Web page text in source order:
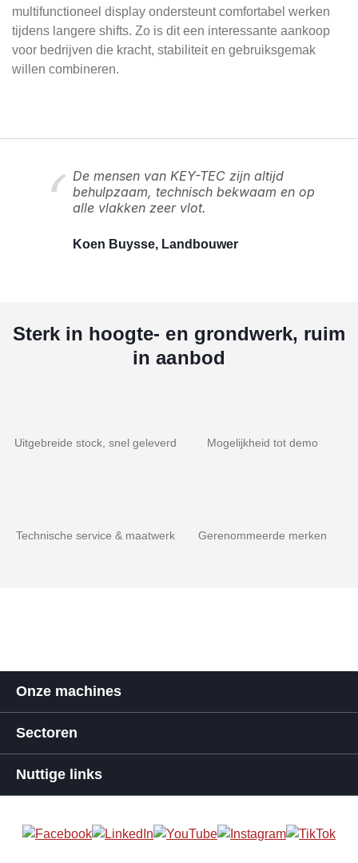
multifunctioneel display ondersteunt comfortabel werken
tijdens langere shifts. Zo is dit een interessante aankoop
voor bedrijven die kracht, stabiliteit en gebruiksgemak
willen combineren.
De mensen van KEY-TEC zijn altijd
behulpzaam, technisch bekwaam en op
alle vlakken zeer vlot.
Koen Buysse, Landbouwer
Sterk in hoogte- en grondwerk, ruim
in aanbod
Uitgebreide stock, snel geleverd Mogelijkheid tot demo
Technische service & maatwerk Gerenommeerde merken
Onze machines
Sectoren
Nuttige links